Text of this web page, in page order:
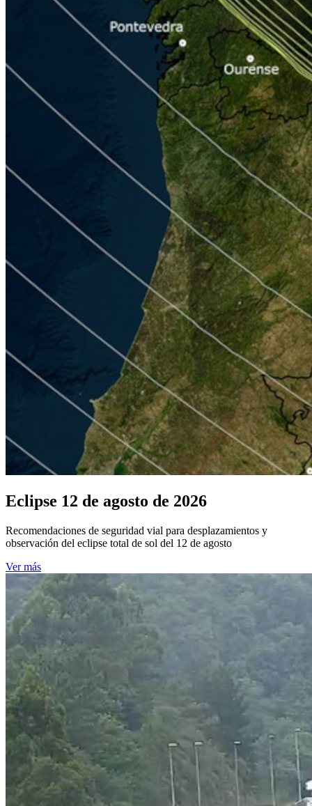
Eclipse 12 de agosto de 2026
Recomendaciones de seguridad vial para desplazamientos y
observación del eclipse total de sol del 12 de agosto
Ver más